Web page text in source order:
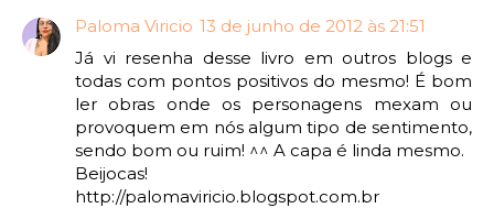
Paloma Viricio 13 de junho de 2012 às 21:51
Já vi resenha desse livro em outros blogs e
todas com pontos positivos do mesmo! É bom
ler obras onde os personagens mexam ou
provoquem em nós algum tipo de sentimento,
sendo bom ou ruim! ^^ A capa é linda mesmo.
Beijocas!
http://palomaviricio.blogspot.com.br